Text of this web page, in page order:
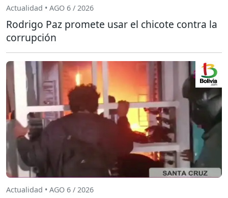
Actualidad • AGO 6 / 2026
Rodrigo Paz promete usar el chicote contra la
corrupción
Actualidad • AGO 6 / 2026